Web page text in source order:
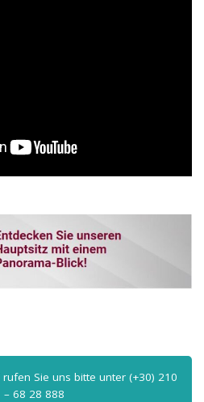
rufen Sie uns bitte unter (+30) 210
– 68 28 888